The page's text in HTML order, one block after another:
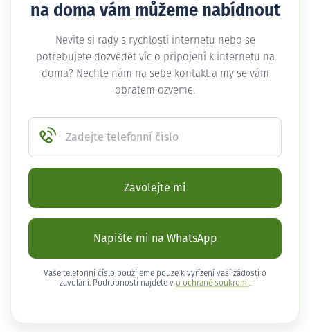
na doma vám můžeme nabídnout
Nevíte si rady s rychlostí internetu nebo se
potřebujete dozvědět víc o připojení k internetu na
doma? Nechte nám na sebe kontakt a my se vám
obratem ozveme.
Zadejte telefonní číslo
Zavolejte mi
Napište mi na WhatsApp
Vaše telefonní číslo použijeme pouze k vyřízení vaší žádosti o
zavolání. Podrobnosti najdete v o ochraně soukromí .